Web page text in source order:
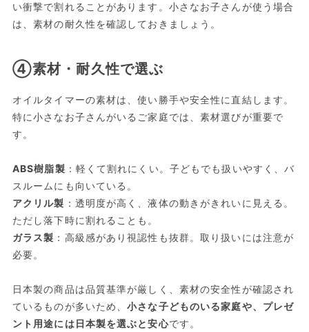
い衝撃で割れることがあります。小さなお子さんが使う場合
は、素材の耐久性を確認しておきましょう。
④素材・耐久性で選ぶ
オイルタイマーの素材は、使い勝手や安全性に直結します。
特に小さなお子さんがいるご家庭では、素材選びが重要で
す。
ABS樹脂製 ：軽くて割れにくい。子どもでも扱いやすく、バ
スルームにも向いている。
アクリル製 ：透明度が高く、液体の動きがきれいに見える。
ただし落下時に割れることも。
ガラス製 ：高級感があり視認性も抜群。取り扱いには注意が
必要。
日本製の商品は品質基準が厳しく、素材の安全性が確認され
ているものが多いため、小さな子どものいる家庭や、プレゼ
ント用途には日本製を選ぶと安心です。